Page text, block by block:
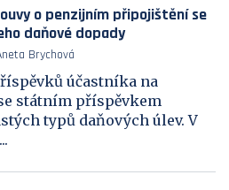
o penzijním připojištění se
daňové dopady
Brychová
účastníka na
státním příspěvkem
typů daňových úlev. V